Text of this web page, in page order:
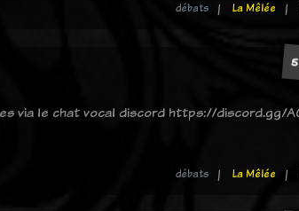
débats La Mêlée
via le chat vocal discord https://discord.gg/
débats La Mêlée